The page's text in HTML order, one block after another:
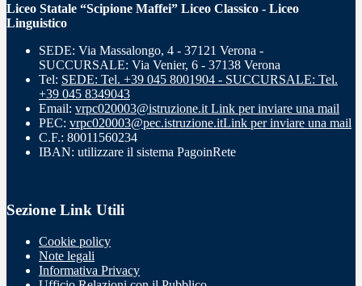
Liceo Statale “Scipione Maffei” Liceo Classico - Liceo
Linguistico
SEDE: Via Massalongo, 4 - 37121 Verona -
SUCCURSALE: Via Venier, 6 - 37138 Verona
Tel: SEDE: Tel. +39 045 8001904 - SUCCURSALE: Tel.
+39 045 8349043
Email: vrpc020003@istruzione.it Link per inviare una mail
PEC: vrpc020003@pec.istruzione.itLink per inviare una mail
C.F.: 80011560234
IBAN: utilizzare il sistema PagoinRete
Sezione Link Utili
Cookie policy
Note legali
Informativa Privacy